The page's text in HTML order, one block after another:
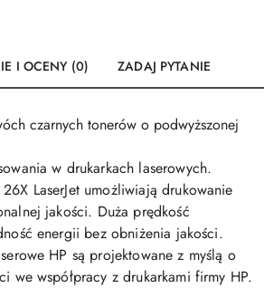
I OCENY (0) ZADAJ PYTANIE
czarnych tonerów o podwyższonej
w drukarkach laserowych.
LaserJet umożliwiają drukowanie
jakości. Duża prędkość
energii bez obniżenia jakości.
HP są projektowane z myślą o
we współpracy z drukarkami firmy HP.